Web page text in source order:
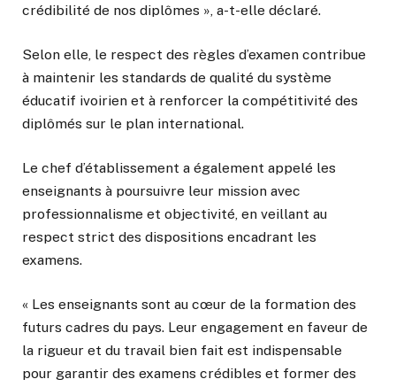
crédibilité de nos diplômes », a-t-elle déclaré.
Selon elle, le respect des règles d’examen contribue
à maintenir les standards de qualité du système
éducatif ivoirien et à renforcer la compétitivité des
diplômés sur le plan international.
Le chef d’établissement a également appelé les
enseignants à poursuivre leur mission avec
professionnalisme et objectivité, en veillant au
respect strict des dispositions encadrant les
examens.
« Les enseignants sont au cœur de la formation des
futurs cadres du pays. Leur engagement en faveur de
la rigueur et du travail bien fait est indispensable
pour garantir des examens crédibles et former des